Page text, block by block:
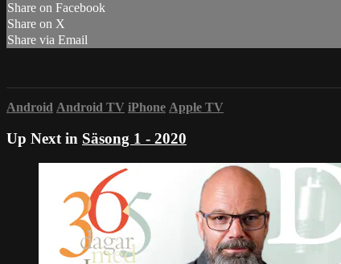
Share on Facebook
Share on X
Share via Email
Android Android TV iPhone Apple TV
Up Next in Säsong 1 - 2020